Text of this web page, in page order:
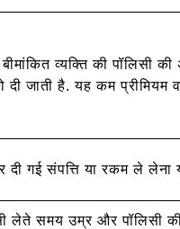
व्यक्ति की पॉलिसी
जाती है. यह कम प्रीमियम
दी गई संपत्ति या रकम ले
लेते समय उम्र और पॉलिसी